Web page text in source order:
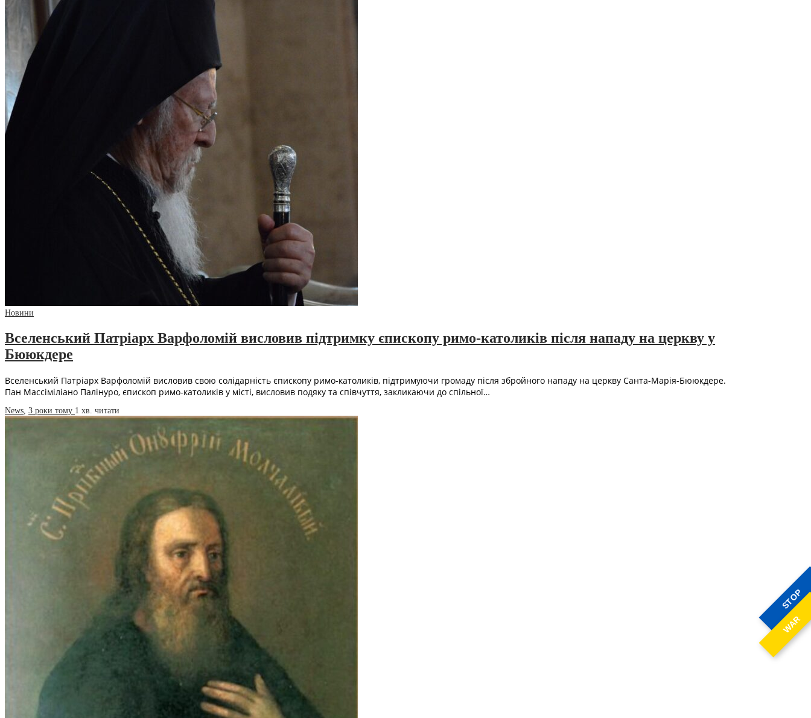
STOP
WAR
Новини
Вселенський Патріарх Варфоломій висловив підтримку єпископу римо-католиків після нападу на церкву у
Бююкдере
Вселенський Патріарх Варфоломій висловив свою солідарність єпископу римо-католиків, підтримуючи громаду після збройного нападу на церкву Санта-Марія-Бююкдере.
Пан Массіміліано Палінуро, єпископ римо-католиків у місті, висловив подяку та співчуття, закликаючи до спільної…
News, 3 роки тому 1 хв. читати